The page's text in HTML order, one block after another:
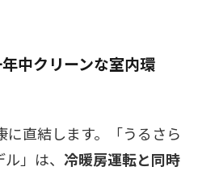
中クリーンな室内環
直結します。「うるさら
」は、 冷暖房運転と同時